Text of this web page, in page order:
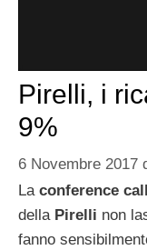
Pirelli, i
9%
6 Novembre 2017
La conference call
della Pirelli non
fanno